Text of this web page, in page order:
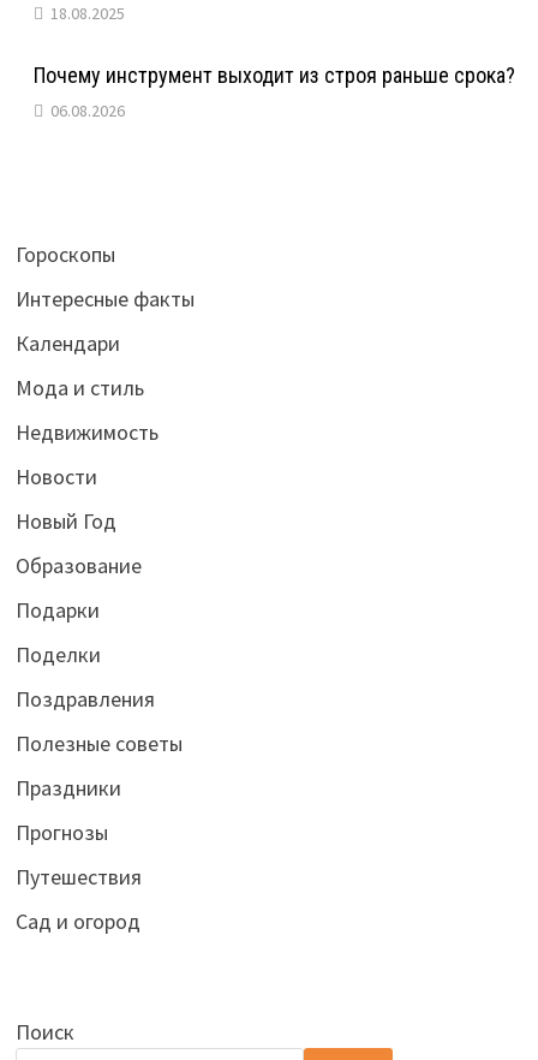
18.08.2025
Почему инструмент выходит из строя раньше срока?
06.08.2026
Гороскопы
Интересные факты
Календари
Мода и стиль
Недвижимость
Новости
Новый Год
Образование
Подарки
Поделки
Поздравления
Полезные советы
Праздники
Прогнозы
Путешествия
Сад и огород
Поиск